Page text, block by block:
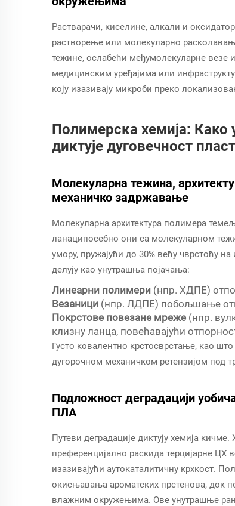
Растварачи, киселине, алкали и
растворење или молекуларно
тежине, ослабећи међумолекуларне везе
медицинским уређајима или
коју изазивају микроби преко
Полимерска хемија: Како
диктује дуговечност
Молекуларна тежина,
механичко задржавање
Молекуларна архитектура полимера
ланаципосебно они са молекуларном
умору, пружајући до 30% већу чврстоћу
делују као унутрашња појачања:
Линеарни полимери (нпр. ХДПЕ)
Везаници (нпр. ЛДПЕ) побољшање
Покрстове повезане мреже (нпр.
клизну ланца, повећавајући
Густо ковалентно крстосврстање, као
дугорочном механичком ретензијом под
Подложност деградацији
ПЛА
Путеви деградације диктују хемија
преференцијално раскида терцијарне ЦХ
изазивајући аутокаталитичну крхкост.
окисњавања ароматских прстенова, док
влажним окружењима. Ове унутрашње